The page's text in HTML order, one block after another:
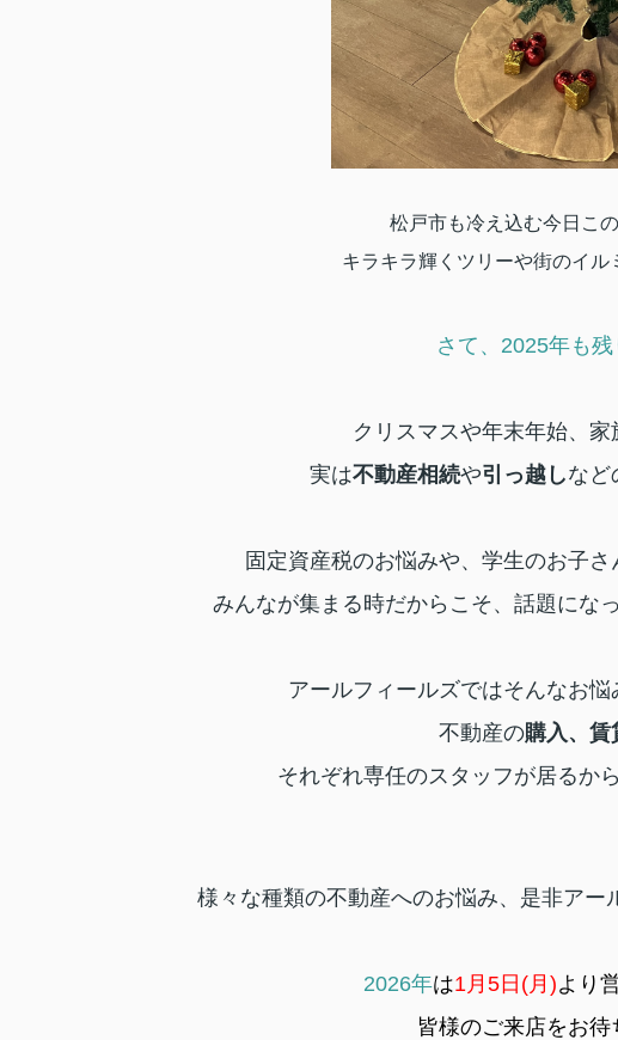
松戸市も冷え込む今日こ
キラキラ輝くツリーや街のイル
さて、2025年も残
クリスマスや年末年始、
実は不動産相続や引っ越しなど
固定資産税のお悩みや、学生のお子
みんなが集まる時だからこそ、話題にな
アールフィールズではそんなお悩
不動産の購入、賃
それぞれ専任のスタッフが居るか
様々な種類の不動産へのお悩み、 是非アー
2026年は1月5日(月)より
皆様のご来店をお待